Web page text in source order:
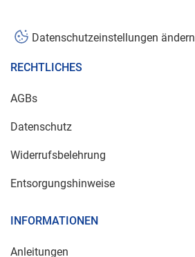
Datenschutzeinstellungen ändern
RECHTLICHES
AGBs
Datenschutz
Widerrufsbelehrung
Entsorgungshinweise
INFORMATIONEN
Anleitungen